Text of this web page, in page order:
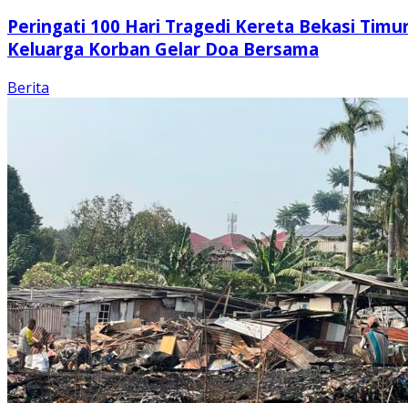
Peringati 100 Hari Tragedi Kereta Bekasi
Keluarga Korban Gelar Doa Bersama
Berita